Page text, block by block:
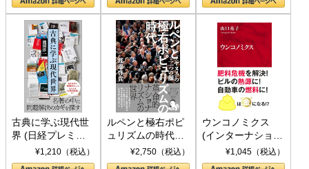
書)
古典に学ぶ現代世
界 (日経プレミア
シリーズ)¥1,210（税込）
ルペンと極右ポピ
ュリズムの時代：
〈ヤヌス〉の二つ
の顔
¥2,750（税込）
ウンコノミクス
(インターナショナ
ル新書)¥1,045（税込）